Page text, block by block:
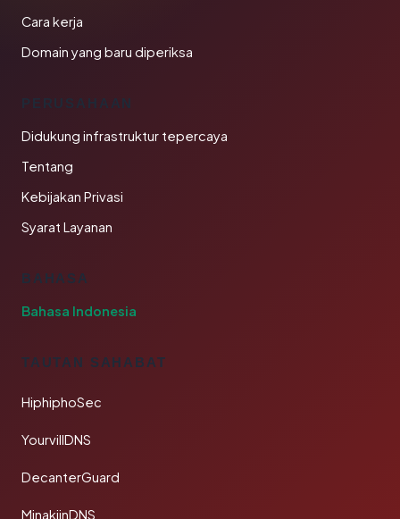
Cara kerja
Domain yang baru diperiksa
PERUSAHAAN
Didukung infrastruktur tepercaya
Tentang
Kebijakan Privasi
Syarat Layanan
BAHASA
Bahasa Indonesia
TAUTAN SAHABAT
HiphiphoSec
YourvillDNS
DecanterGuard
MinakjinDNS